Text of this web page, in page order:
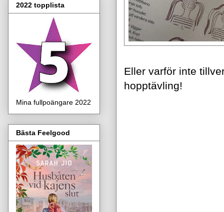
Eller varför inte
hopptävling!
2022 topplista
Mina fullpoängare 2022
Bästa Feelgood